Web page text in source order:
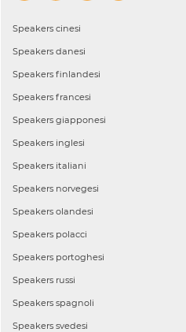
Speakers cinesi
Speakers danesi
Speakers finlandesi
Speakers francesi
Speakers giapponesi
Speakers inglesi
Speakers italiani
Speakers norvegesi
Speakers olandesi
Speakers polacci
Speakers portoghesi
Speakers russi
Speakers spagnoli
Speakers svedesi